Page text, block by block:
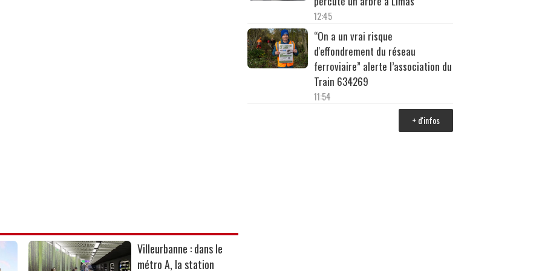
Villeurbanne : dans le
métro A, la station
12:45
“On a un vrai risque
d'effondrement du réseau
ferroviaire” alerte l’association du
Train 634269
11:54
+ d'infos